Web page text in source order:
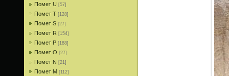
Помет U [57]
Помет T [128]
Помет S [27]
Помет R [154]
Помет P [188]
Помет О [27]
Помет N [21]
Помет M [112]